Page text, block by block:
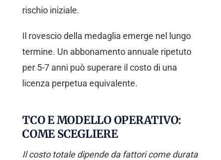
rischio iniziale.
Il rovescio della medaglia emerge nel lungo
termine. Un abbonamento annuale ripetuto
per 5-7 anni può superare il costo di una
licenza perpetua equivalente.
TCO E MODELLO OPERATIVO:
COME SCEGLIERE
Il costo totale dipende da fattori come durata